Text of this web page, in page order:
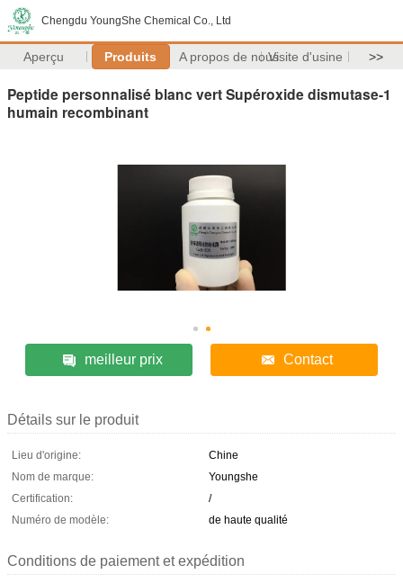
Chengdu YoungShe Chemical Co., Ltd
Aperçu Produits A propos de nousVisite d'usine >>
Peptide personnalisé blanc vert Supéroxide dismutase-1
humain recombinant
meilleur prix Contact
Détails sur le produit
Lieu d'origine:
Chine
Nom de marque:
Youngshe
Certification:
/
Numéro de modèle:
de haute qualité
Conditions de paiement et expédition